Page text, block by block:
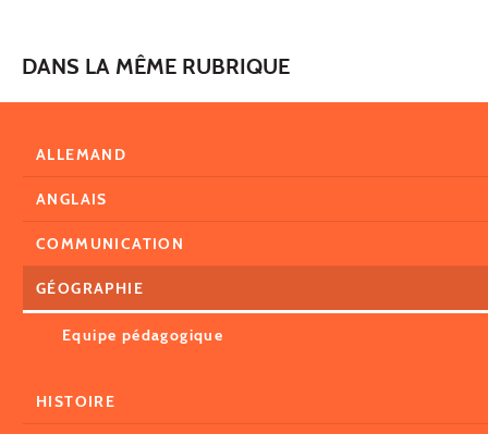
DANS LA MÊME RUBRIQUE
ALLEMAND
ANGLAIS
COMMUNICATION
GÉOGRAPHIE
Equipe pédagogique
HISTOIRE